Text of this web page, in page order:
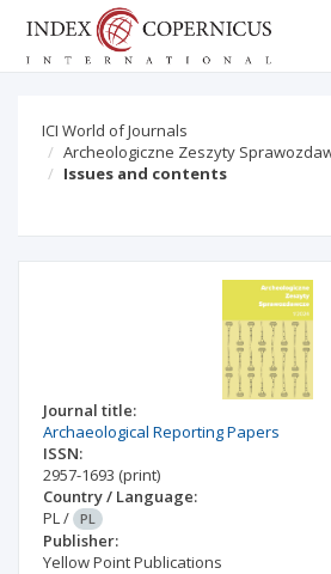
ICI World of Journals
Archeologiczne Zeszyty
Issues and contents
Journal title:
Archaeological Reporting Papers
ISSN:
2957-1693 (print)
Country / Language:
PL/ PL
Publisher:
Yellow Point Publications